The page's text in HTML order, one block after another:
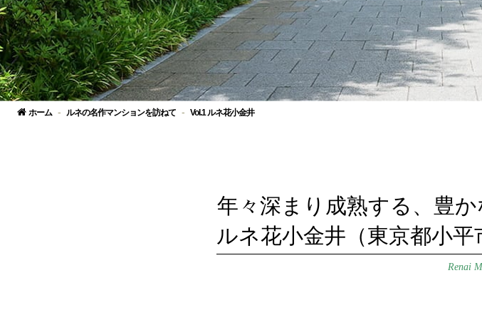
ホーム ルネの名作マンションを訪ねて Vol.1 ルネ花小金井
年々深まり成熟する、 豊
ルネ花小金井 （東京都小
Renai